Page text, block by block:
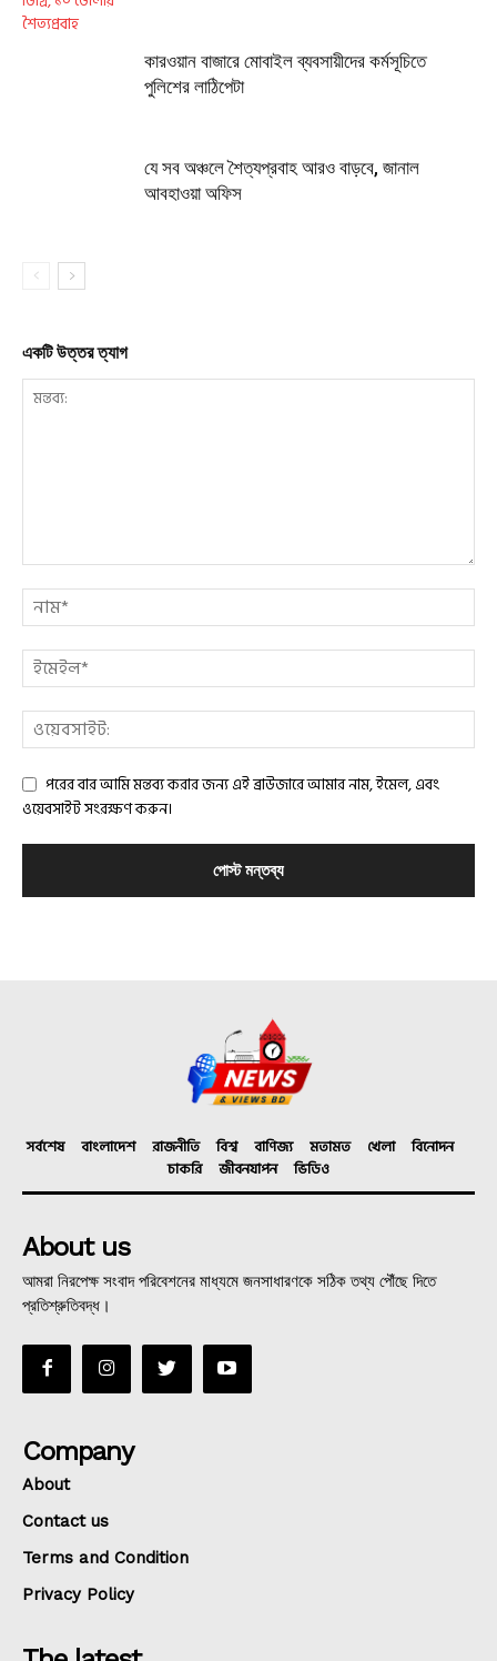
কারওয়ান বাজারে মোবাইল ব্যবসায়ীদের কর্মসূচিতে
পুলিশের লাঠিপেটা
যে সব অঞ্চলে শৈত্যপ্রবাহ আরও বাড়বে, জানাল
আবহাওয়া অফিস
একটি উত্তর ত্যাগ
পরের বার আমি মন্তব্য করার জন্য এই ব্রাউজারে আমার নাম, ইমেল, এবং
ওয়েবসাইট সংরক্ষণ করুন।
সর্বশেষ বাংলাদেশ রাজনীতি বিশ্ব বাণিজ্য মতামত খেলা
বিনোদন
চাকরি
জীবনযাপন ভিডিও
About us
আমরা নিরপেক্ষ সংবাদ পরিবেশনের মাধ্যমে জনসাধারণকে সঠিক তথ্য পৌঁছে দিতে
প্রতিশ্রুতিবদ্ধ।
Company
About
Contact us
Terms and Condition
Privacy Policy